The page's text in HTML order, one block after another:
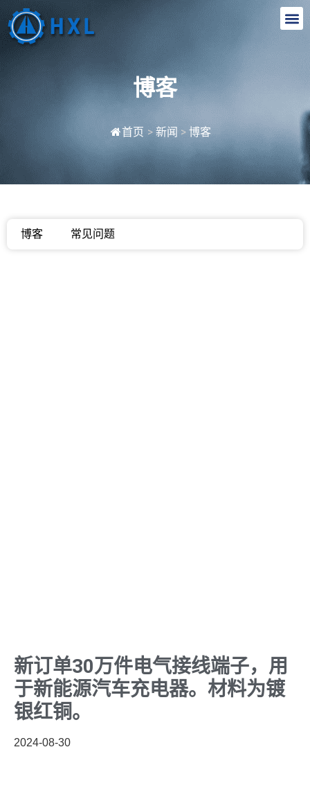
博客
首页 > 新闻 > 博客
博客 常见问题
新订单30万件电气接线端子，用
于新能源汽车充电器。材料为镀
银红铜。
2024-08-30